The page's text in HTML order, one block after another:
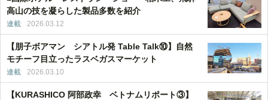
高山の技を凝らした製品多数を紹介
連載 2026.03.12
【朋子ボアマン シアトル発 Table Talk⑩】自然
モチーフ目立ったラスベガスマーケット
連載 2026.03.10
【KURASHICO 阿部政幸 ベトナムリポート③】